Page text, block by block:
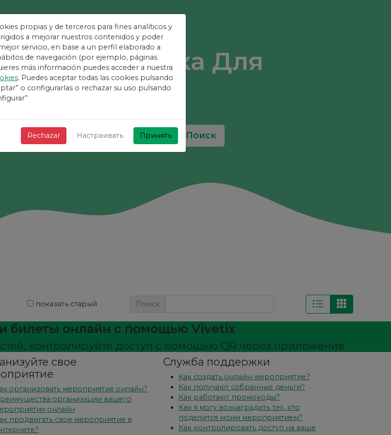
Площадка Для
Поиск
показать старый Поиск
билеты онлайн с помощью Vivetix
контролируйте доступ с помощью QR через приложение
свое
организовать мероприятие онлайн?
организации вашего
онлайн
продвигать свое мероприятие в
Служба поддержки
Как создать онлайн-мероприятие?
Как получают собранные деньги?
Как работают промокоды?
Как я могу вознаградить тех, кто
поделится моим мероприятием?
Как контролировать доступ на ваше
propias y de terceros para fines analíticos y
a mejorar nuestros contenidos y poder
servicio, en base a un perfil elaborado a
de navegación (por ejemplo, páginas
más información puedes acceder a nuestra
. Puedes aceptar todas las cookies pulsando
o configurarlas o rechazar su uso pulsando
Rechazar Настраивать Принять